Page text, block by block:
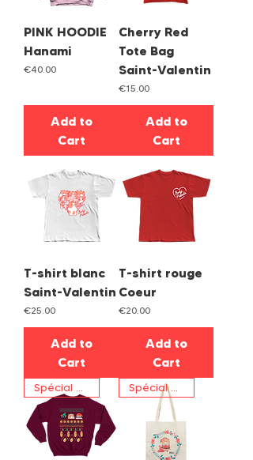
PINK HOODIE
Hanami
Price
€40.00
Add to
Cart
Cherry Red
Tote Bag
Saint-Valentin
Price
€15.00
Add to
Cart
T-shirt blanc
Saint-Valentin
Price
€25.00
Add to
Cart
T-shirt rouge
Coeur
Price
€20.00
Add to
Cart
Spécial Noël Spécial Noël